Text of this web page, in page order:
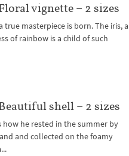
vignette – 2 sizes
true masterpiece is born. The iris, a
of rainbow is a child of such
shell – 2 sizes
how he rested in the summer by
and collected on the foamy